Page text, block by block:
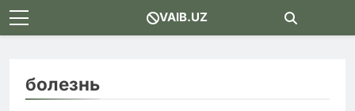
Skip
to
VAIB.UZ
болезнь